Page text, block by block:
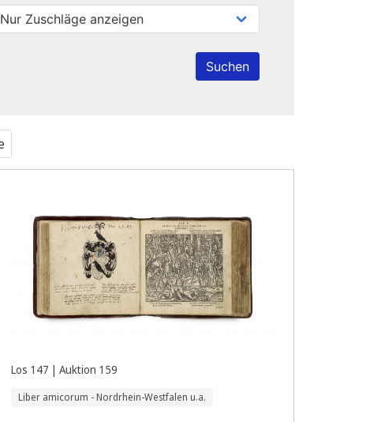
Suchen
Los 147 | Auktion 159
Liber amicorum - Nordrhein-Westfalen u.a.